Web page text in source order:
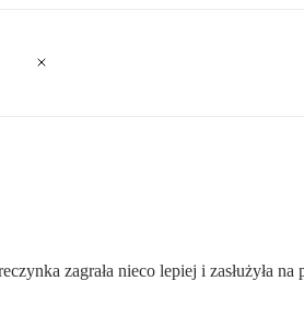
zagrała nieco lepiej i zasłużyła na